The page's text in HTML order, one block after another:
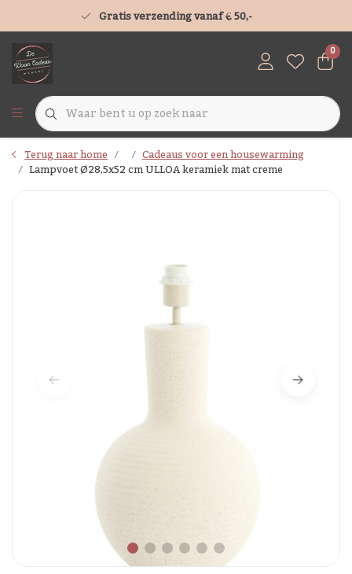
Gratis verzending vanaf € 50,-
0
Terug naar home Cadeaus voor een housewarming
Lampvoet Ø28,5x52 cm ULLOA keramiek mat creme